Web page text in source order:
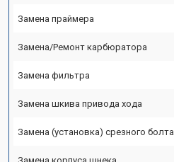
Замена праймера
Замена/Pемонт карбюратора
Замена фильтра
Замена шкива привода хода
Замена (установка) срезного болта
Замена корпуса шнека